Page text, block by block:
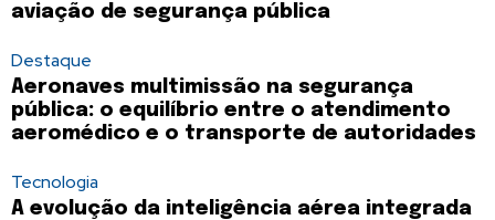
aviação de segurança pública
Destaque
Aeronaves multimissão na segurança
pública: o equilíbrio entre o atendimento
aeromédico e o transporte de autoridades
Tecnologia
A evolução da inteligência aérea integrada